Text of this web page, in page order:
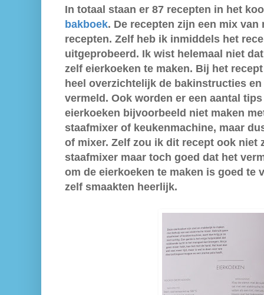
In totaal staan er 87 recepten in het
bakboek. De recepten zijn een mix
recepten. Zelf heb ik inmiddels het
uitgeprobeerd. Ik wist helemaal niet
zelf eierkoeken te maken. Bij het
heel overzichtelijk de bakinstructies
vermeld. Ook worden er een aantal
eierkoeken bijvoorbeeld niet maken
staafmixer of keukenmachine, maar
of mixer. Zelf zou ik dit recept ook niet
staafmixer maar toch goed dat het
om de eierkoeken te maken is goed te
zelf smaakten heerlijk.